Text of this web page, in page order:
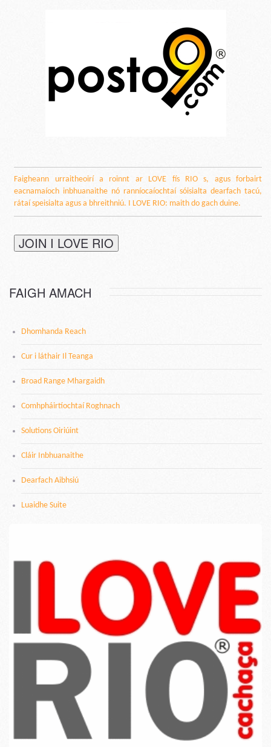
Faigheann urraitheoirí a roinnt ar LOVE fís RIO s, agus forbairt
eacnamaíoch inbhuanaithe nó ranníocaíochtaí sóisialta dearfach tacú,
rátaí speisialta agus a bhreithniú. I LOVE RIO: maith do gach duine.
JOIN I LOVE RIO
FAIGH AMACH
Dhomhanda Reach
Cur i láthair Il Teanga
Broad Range Mhargaidh
Comhpháirtíochtaí Roghnach
Solutions Oiriúint
Cláir Inbhuanaithe
Dearfach Aibhsiú
Luaidhe Suite